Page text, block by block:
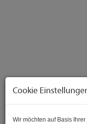
Cookie
Wir möchten auf Basis